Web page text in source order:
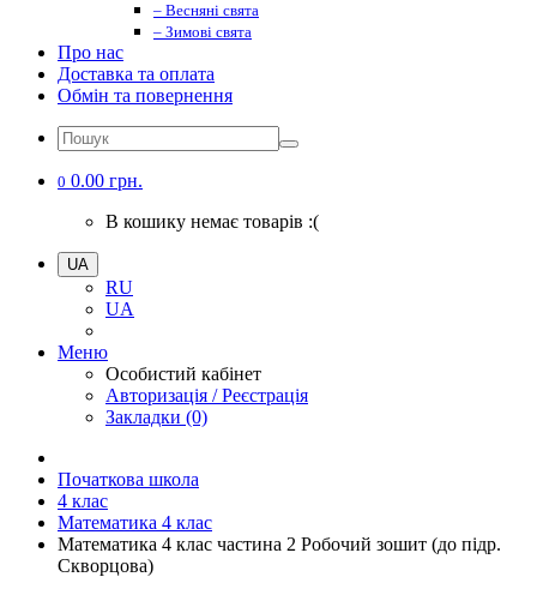
– Весняні свята
– Зимові свята
Про нас
Доставка та оплата
Обмін та повернення
0 0.00 грн.
В кошику немає товарів :(
UA
RU
UA
Меню
Особистий кабінет
Авторизація / Реєстрація
Закладки (0)
Початкова школа
4 клас
Математика 4 клас
Математика 4 клас частина 2 Робочий зошит (до підр.
Скворцова)